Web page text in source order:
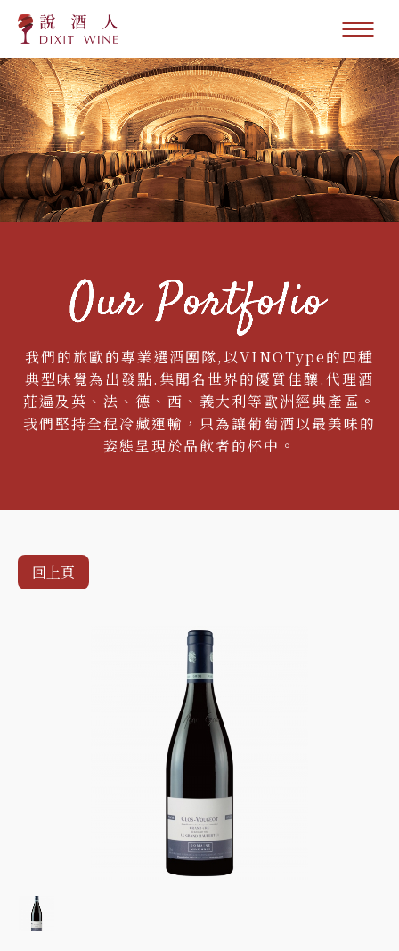
我們的旅歐的專業選酒團隊,以VINOType的四種
典型味覺為出發點.集聞名世界的優質佳釀.代理酒
莊遍及英、法、德、西、義大利等歐洲經典產區。
我們堅持全程冷藏運輸，只為讓葡萄酒以最美味的
姿態呈現於品飲者的杯中。
回上頁